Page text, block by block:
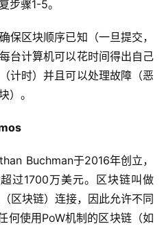
步骤1-5。
保区块顺序已知（一旦提交，
台计算机可以花时间得出自己
计时）并且可以处理故障（恶
）。
Buchman于2016年创立，
过1700万美元。区块链叫做
区块链）连接，因此允许不同
何使用PoW机制的区块链（如